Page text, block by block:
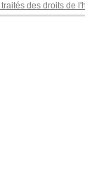
des droits de